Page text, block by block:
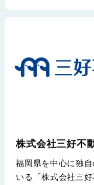
株式会社三好不
福岡県を中心に独
いる「株式会社三